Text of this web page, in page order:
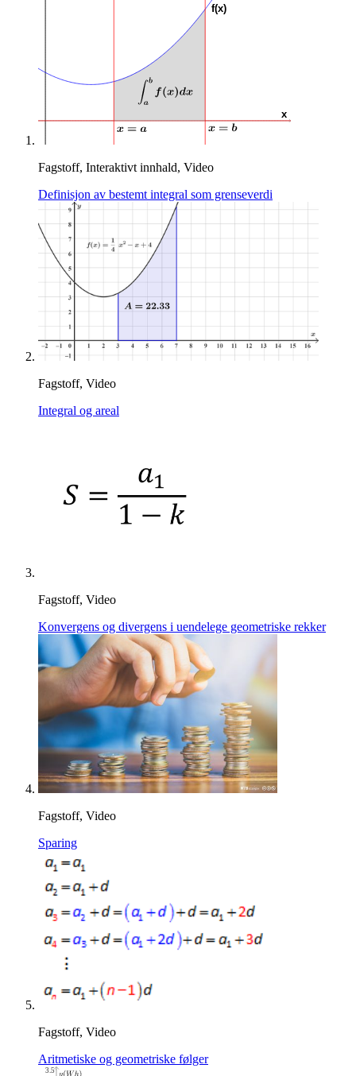
Fagstoff, Interaktivt innhald, Video
Definisjon av bestemt integral som grenseverdi
Fagstoff, Video
Integral og areal
Fagstoff, Video
Konvergens og divergens i uendelege geometriske rekker
Fagstoff, Video
Sparing
Fagstoff, Video
Aritmetiske og geometriske følger